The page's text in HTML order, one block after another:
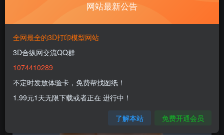
免费
网站最新公告
全网最全的3D打印模型网站
3D合纵网交流QQ群
1074410289
不定时发放体验卡，免费帮找图纸！
1.99元1天无限下载或者正在 进行中！
了解本站 免费开通会员